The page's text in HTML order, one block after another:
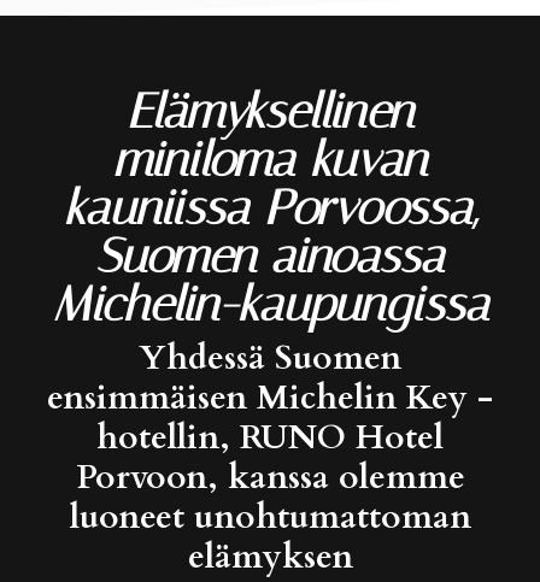
Elämyksellinen
miniloma kuvan
kauniissa Porvoossa,
Suomen ainoassa
Michelin-kaupungissa
Yhdessä Suomen
ensimmäisen Michelin Key -
hotellin, RUNO Hotel
Porvoon, kanssa olemme
luoneet unohtumattoman
elämyksen